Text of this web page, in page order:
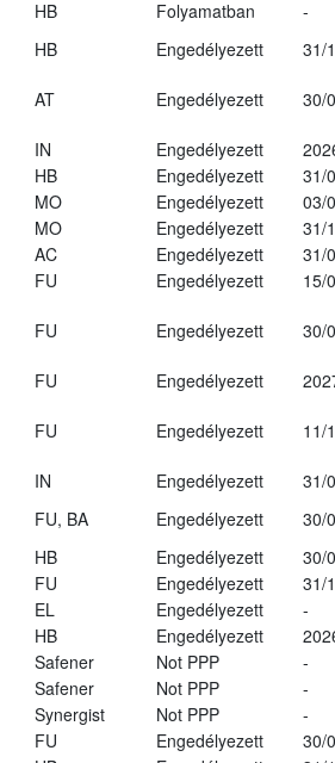
HB Folyamatban
-
HB Engedélyezett
31/
AT Engedélyezett 30/
IN Engedélyezett
HB Engedélyezett
31/
MO Engedélyezett
03/
MO Engedélyezett
31/
AC Engedélyezett
31/
FU Engedélyezett
15/
FU Engedélyezett 30/
FU Engedélyezett
FU Engedélyezett 11/
IN Engedélyezett
31/
FU, BA Engedélyezett
30/
HB Engedélyezett
30/
FU Engedélyezett
31/
EL Engedélyezett
-
HB Engedélyezett
Safener Not PPP
-
Safener Not PPP
-
Synergist Not PPP
-
FU Engedélyezett
30/